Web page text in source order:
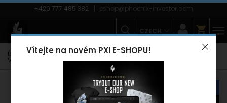
Vítejte na novém PXI E-SHOPU!
+420 777 485 382 eshop@phoenix-investor.com
CZECH
Úvodní strana E-shop Móda Vesty
Dámská vesta
Vesta Phoenix PXI - woman/black